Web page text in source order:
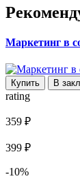
Маркетинг в
Купить В
rating
359 ₽
399 ₽
-10%